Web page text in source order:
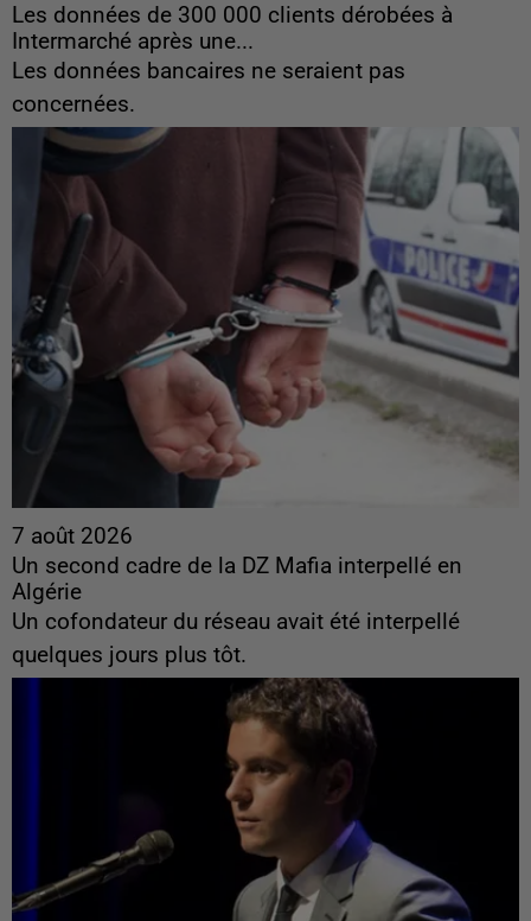
Les données de 300 000 clients dérobées à
Intermarché après une...
Les données bancaires ne seraient pas
concernées.
7 août 2026
Un second cadre de la DZ Mafia interpellé en
Algérie
Un cofondateur du réseau avait été interpellé
quelques jours plus tôt.